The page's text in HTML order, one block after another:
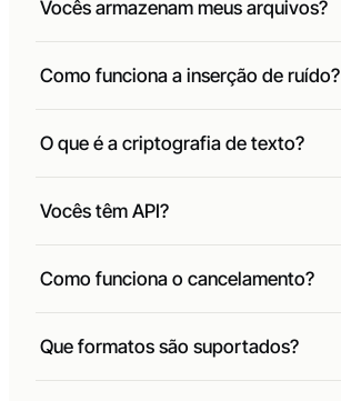
Vocês armazenam meus arquivos?
Como funciona a inserção de ruído?
O que é a criptografia de texto?
Vocês têm API?
Como funciona o cancelamento?
Que formatos são suportados?